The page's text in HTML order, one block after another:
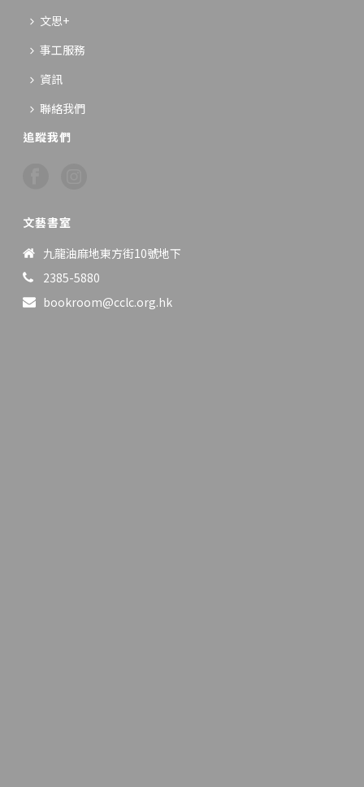
文思+
事工服務
資訊
聯絡我們
追蹤我們
文藝書室
九龍油麻地東方街10號地下
2385-5880
bookroom@cclc.org.hk